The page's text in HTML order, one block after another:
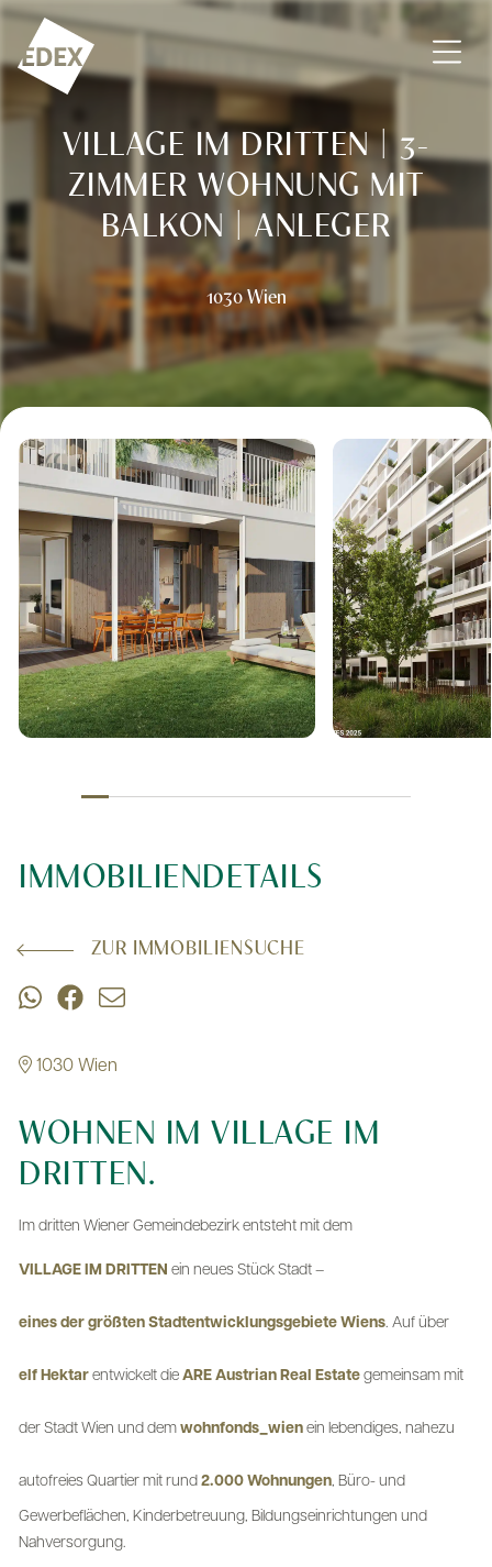
Zum Inhalt springen
EDEX Immobilien GmbH – Vermittlung – Bewertung –
VILLAGE IM DRITTEN | 3-
ZIMMER WOHNUNG MIT
BALKON | ANLEGER
1030 Wien
IMMOBILIENDETAILS
ZUR IMMOBILIENSUCHE
1030 Wien
WOHNEN IM VILLAGE IM
DRITTEN.
Im dritten Wiener Gemeindebezirk entsteht mit dem
VILLAGE IM DRITTEN ein neues Stück Stadt –
eines der größten Stadtentwicklungsgebiete Wiens. Auf über
elf Hektar entwickelt die ARE Austrian Real Estate gemeinsam mit
der Stadt Wien und dem wohnfonds_wien ein lebendiges, nahezu
autofreies Quartier mit rund 2.000 Wohnungen, Büro- und
Gewerbeflächen, Kinderbetreuung, Bildungseinrichtungen und
Nahversorgung.